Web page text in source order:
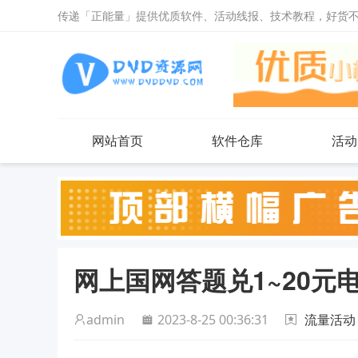
传递「正能量」提供优质软件、活动线报、技术教程，好货
网站首页 软件仓库 活
网上国网答题兑1~20元
admin 2023-8-25 00:36:31 流量活动